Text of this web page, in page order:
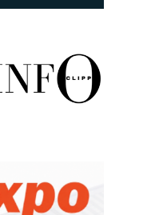
pametnu
· Display
složenih
korist
mestu!